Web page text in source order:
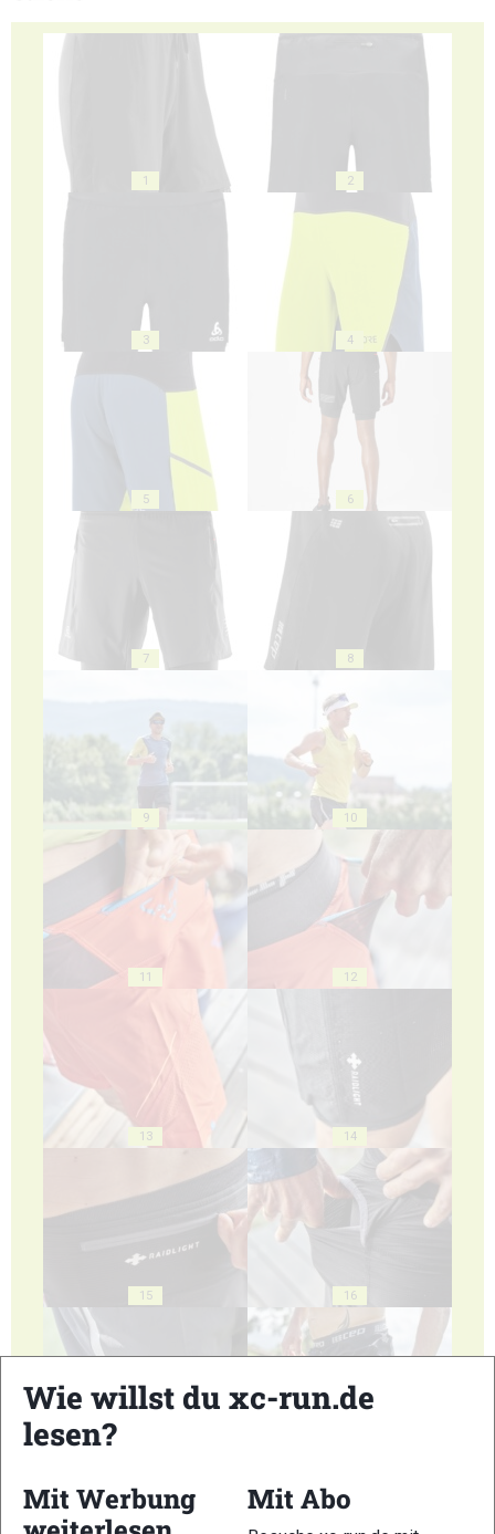
1 2
3 4
5 6
7 8
9 10
11 12
13 14
15 16
Wie willst du xc-run.de
lesen?
Mit Werbung
Mit Abo